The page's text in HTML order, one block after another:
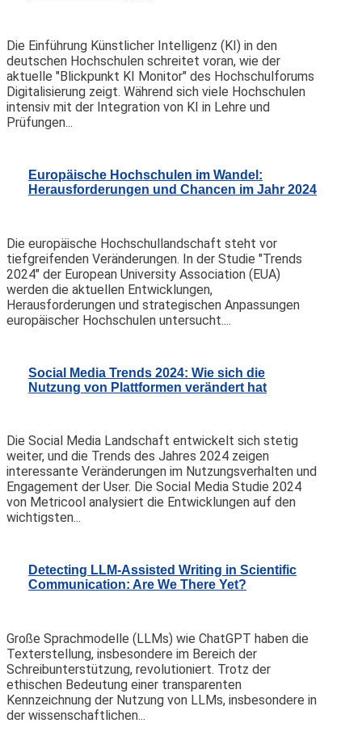
Die Einführung Künstlicher Intelligenz (KI) in den
deutschen Hochschulen schreitet voran, wie der
aktuelle "Blickpunkt KI Monitor" des Hochschulforums
Digitalisierung zeigt. Während sich viele Hochschulen
intensiv mit der Integration von KI in Lehre und
Prüfungen...
Europäische Hochschulen im Wandel:
Herausforderungen und Chancen im Jahr 2024
Die europäische Hochschullandschaft steht vor
tiefgreifenden Veränderungen. In der Studie "Trends
2024" der European University Association (EUA)
werden die aktuellen Entwicklungen,
Herausforderungen und strategischen Anpassungen
europäischer Hochschulen untersucht....
Social Media Trends 2024: Wie sich die
Nutzung von Plattformen verändert hat
Die Social Media Landschaft entwickelt sich stetig
weiter, und die Trends des Jahres 2024 zeigen
interessante Veränderungen im Nutzungsverhalten und
Engagement der User. Die Social Media Studie 2024
von Metricool analysiert die Entwicklungen auf den
wichtigsten...
Detecting LLM-Assisted Writing in Scientific
Communication: Are We There Yet?
Große Sprachmodelle (LLMs) wie ChatGPT haben die
Texterstellung, insbesondere im Bereich der
Schreibunterstützung, revolutioniert. Trotz der
ethischen Bedeutung einer transparenten
Kennzeichnung der Nutzung von LLMs, insbesondere in
der wissenschaftlichen...